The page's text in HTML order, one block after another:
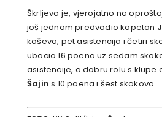
Škrljevo je, vjerojatno na
još jednom predvodio kapetan
koševa, pet asistencija i četiri
ubacio 16 poena uz sedam
asistencije, a dobru rolu s klupe
Šajin s 10 poena i šest skokova.